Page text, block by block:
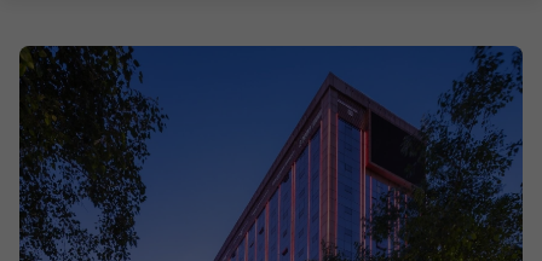
Escapadinhas
Cruzeiros
Promoções